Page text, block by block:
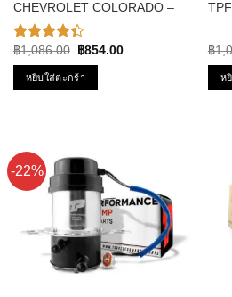
CHEVROLET COLORADO –
TOP PERFORMANCE JAPAN
– TPFI-201 – ปั้มติ๊ก ดีแม็ก
ให้
คะแนน
4.33
ตั้งแต่ 1-5
฿1,086.00
Original
was:
฿1,086.00.
฿854.00Current
หยิบใส่ตะกร้า
฿
ห
-22%